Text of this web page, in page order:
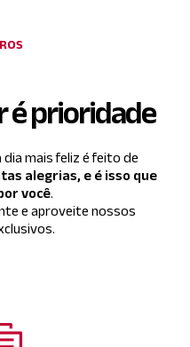
é prioridade
dia mais feliz é feito de
alegrias, e é isso que
você.
e aproveite nossos